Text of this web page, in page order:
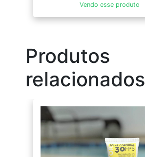
Vendo esse produto
Produtos
relacionados